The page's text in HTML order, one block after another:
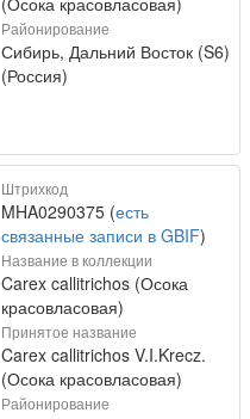
Районирование
Сибирь, Дальний Восток (S6)
(Россия)
Штрихкод
MHA0290375 (есть
связанные записи в GBIF)
Название в коллекции
Carex callitrichos (Осока
красовласовая)
Принятое название
Carex callitrichos V.I.Krecz.
(Осока красовласовая)
Районирование